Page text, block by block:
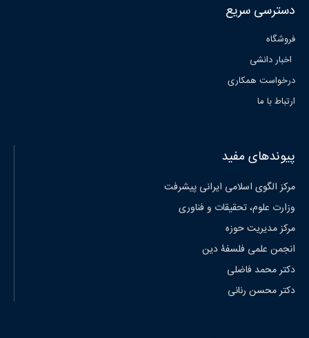
دسترسی سریع
فروشگاه
اخبار دانشی
درخواست همکاری
ارتباط با ما
پیوندهای مفید
مرکز الگوی اسلامی ایرانی پیشرفت
وزارت علوم، تحقیقات و فناوری
مرکز مدیریت حوزه
انجمن علمی فلسفۀ دین
دکتر محمد فاضلی
دکتر محسن رنانی